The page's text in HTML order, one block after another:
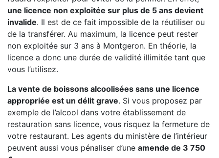
une licence non exploitée sur plus de 5 ans devient
invalide. Il est de ce fait impossible de la réutiliser ou
de la transférer. Au maximum, la licence peut rester
non exploitée sur 3 ans à Montgeron. En théorie, la
licence a donc une durée de validité illimitée tant que
vous l’utilisez.
La vente de boissons alcoolisées sans une licence
appropriée est un délit grave. Si vous proposez par
exemple de l’alcool dans votre établissement de
restauration sans licence, vous risquez la fermeture de
votre restaurant. Les agents du ministère de l’intérieur
peuvent aussi vous pénaliser d’une amende de 3 750